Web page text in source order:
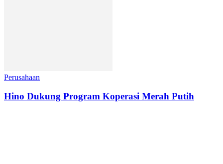
Perusahaan
Hino Dukung Program Koperasi Merah Putih